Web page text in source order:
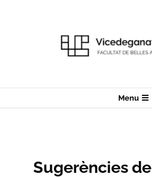
Navigation
Menu
Sugerències